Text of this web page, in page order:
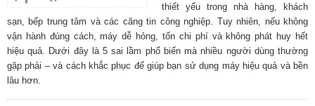
thiết yếu trong nhà hàng, khách
sạn, bếp trung tâm và các căng tin công nghiệp. Tuy nhiên, nếu không
vận hành đúng cách, máy dễ hỏng, tốn chi phí và không phát huy hết
hiệu quả. Dưới đây là 5 sai lầm phổ biến mà nhiều người dùng thường
gặp phải – và cách khắc phục để giúp bạn sử dụng máy hiệu quả và bền
lâu hơn.